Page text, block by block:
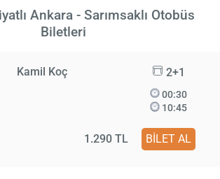
Ankara - Sarımsaklı Otobüs
Biletleri
Kamil Koç 2+1
00:30
10:45
1.290 TL BİLET AL